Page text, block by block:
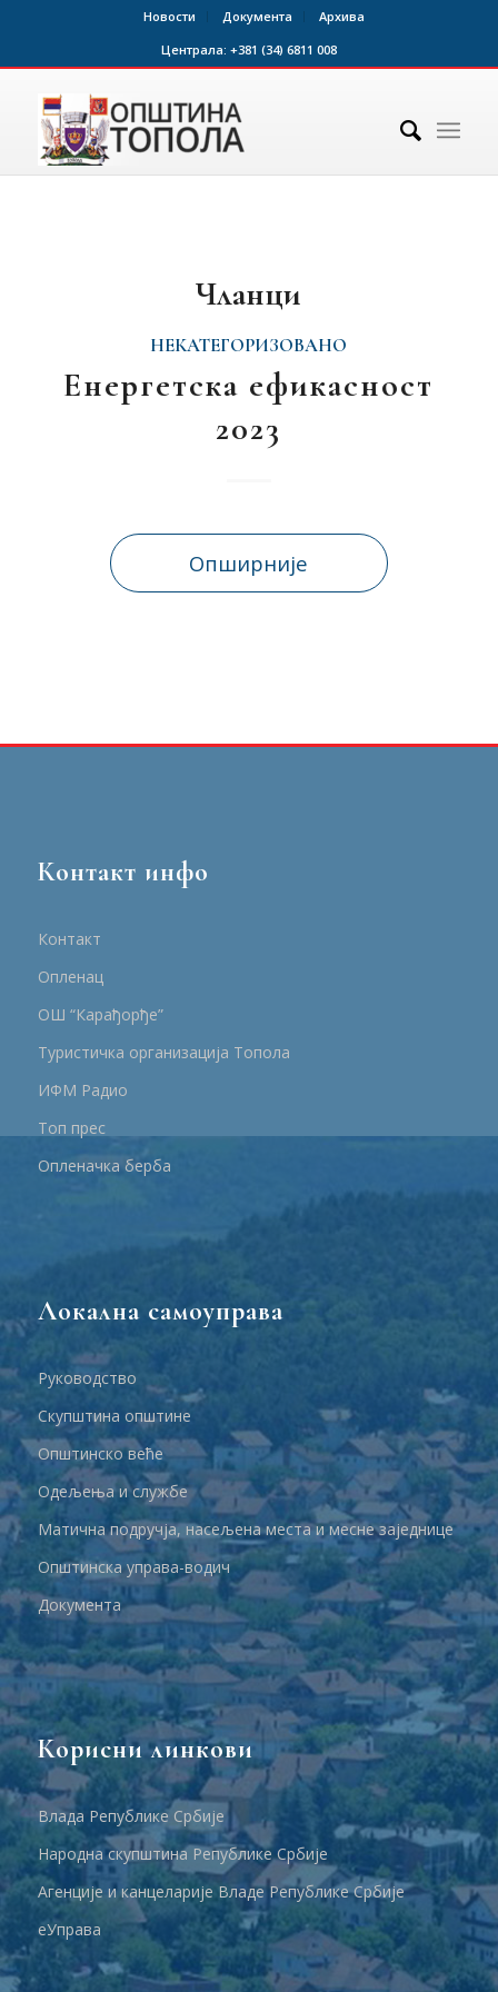
Новости Документа
Архива
Централа: +381 (34) 6811 008
Чланци
НЕКАТЕГОРИЗОВАНО
Енергетска ефикасност
2023
Опширније
Контакт инфо
Контакт
Опленац
ОШ “Карађорђе”
Туристичка организација Топола
ИФМ Радио
Топ прес
Опленачка берба
Локална самоуправа
Руководство
Скупштина општине
Општинско веће
Одељења и службе
Матична подручја, насељена места и месне заједнице
Општинска управа-водич
Документа
Корисни линкови
Влада Републике Србије
Народна скупштина Републике Србије
Агенције и канцеларије Владе Републике Србије
еУправа